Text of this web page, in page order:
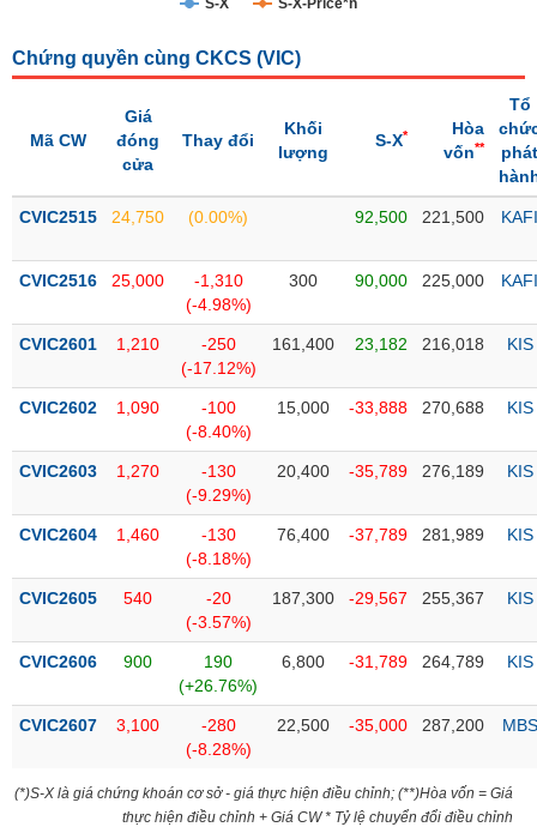
thái
thị
Niêm
Niêm
mới
yết
bổ
Hủy
yết
dõi
biệt
ký
S-X S-X-Price*n
Chứng quyền cùng CKCS (VIC)
Mã CW
Giá
đóng
cửa
Thay đổi
Khối
lượng
S-X*
Hòa
vốn**
Tổ
phát
CVIC2515 24,750 (0.00%) 92,500 221,500 KAFI
CVIC2516 25,000
-1,310
(-4.98%)
300 90,000 225,000 KAFI
CVIC2601 1,210
-250
(-17.12%)
161,400 23,182 216,018 KIS
CVIC2602 1,090
-100
(-8.40%)
15,000 -33,888 270,688 KIS
CVIC2603 1,270
-130
(-9.29%)
20,400 -35,789 276,189 KIS
CVIC2604 1,460
-130
(-8.18%)
76,400 -37,789 281,989 KIS
CVIC2605 540
-20
(-3.57%)
187,300 -29,567 255,367 KIS
CVIC2606 900
190
(+26.76%)
6,800 -31,789 264,789 KIS
CVIC2607 3,100
-280
(-8.28%)
22,500 -35,000 287,200 MBS
(*)S-X là giá chứng khoán cơ sở - giá thực hiện điều chỉnh; (**)Hòa vốn = Giá
thực hiện điều chỉnh + Giá CW * Tỷ lệ chuyển đổi điều chỉnh
NGÀNH
NGHIỆP
PHIẾU
PHÁI
TRÁI
PHIẾU
CÔNG
CỤ
TƯ
XUẤT